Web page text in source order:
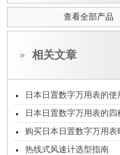
查看全部产品
相关文章
日本日置数字万用表的使
是怎样的
日本日置数字万用表的四
方法
购买日本日置数字万用表
哪些事项？
热线式风速计选型指南